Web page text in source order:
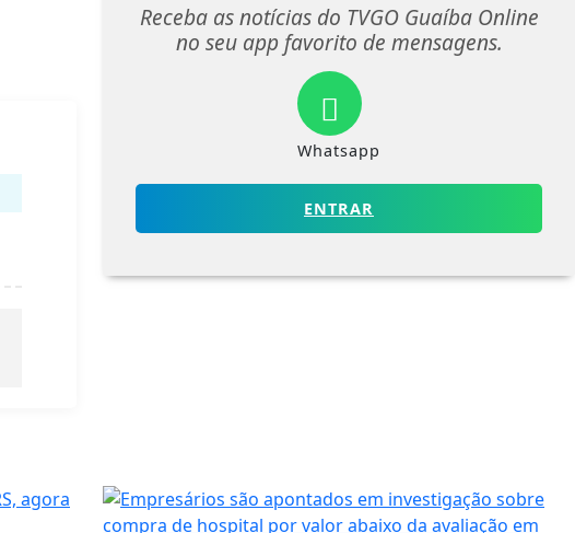
Receba as notícias do TVGO Guaíba Online
no seu app favorito de mensagens.
Whatsapp
ENTRAR